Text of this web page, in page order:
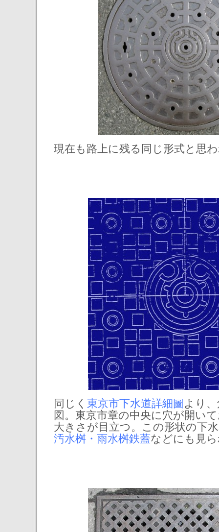
現在も路上に残る同じ形式と思
同じく 東京市下水道詳細圖 より
図。東京市章の中央に穴が開い
大きさが目立つ。この形状の下
汚水桝・雨水桝鉄蓋などにも見